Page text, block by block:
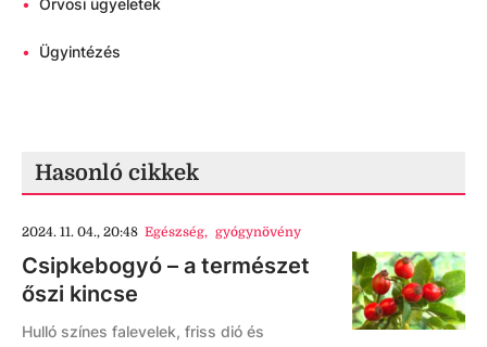
• Orvosi ügyeletek
• Ügyintézés
Hasonló cikkek
2024. 11. 04., 20:48 Egészség, gyógynövény
Csipkebogyó – a természet
őszi kincse
Hulló színes falevelek, friss dió és